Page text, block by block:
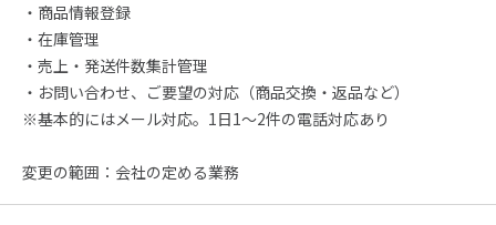
・商品情報登録
・在庫管理
・売上・発送件数集計管理
・お問い合わせ、ご要望の対応（商品交換・返品など）
※基本的にはメール対応。1日1～2件の電話対応あり
変更の範囲：会社の定める業務